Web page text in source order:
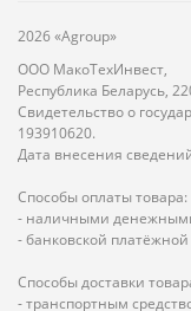
2026 «Agroup»
ООО МакоТехИнвест,
Республика Беларусь,
Свидетельство о
193910620.
Дата внесения
Способы оплаты товара:
- наличными
- банковской
Способы доставки
- транспортным